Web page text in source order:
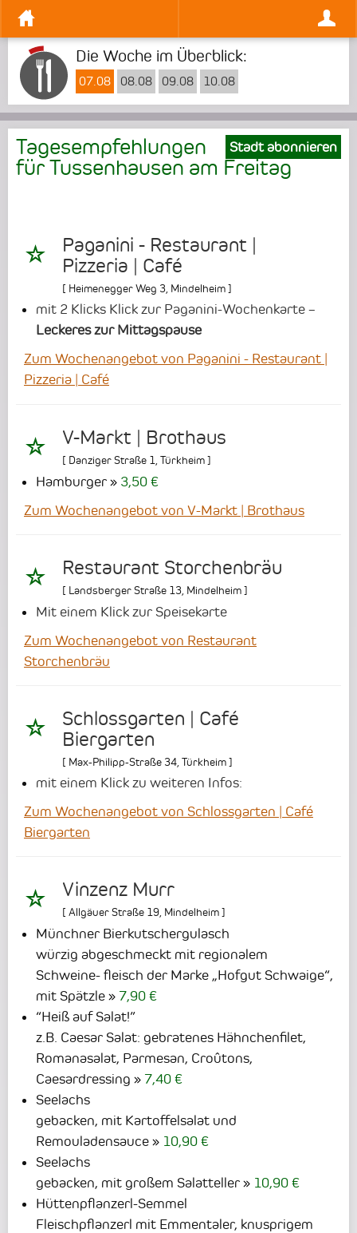
Die Woche im Überblick:
07.08 08.08 09.08 10.08
Stadt abonnieren
Tagesempfehlungen
für Tussenhausen am Freitag
Paganini - Restaurant |
Pizzeria | Café
[ Heimenegger Weg 3, Mindelheim]
mit 2 Klicks Klick zur Paganini-Wochenkarte –
Leckeres zur Mittagspause
Zum Wochenangebot von Paganini - Restaurant |
Pizzeria | Café
V-Markt | Brothaus
[ Danziger Straße 1 Türkheim]
Hamburger
3,50 €
Zum Wochenangebot von V-Markt | Brothaus
Restaurant Storchenbräu
[ Landsberger Straße 13 Mindelheim]
Mit einem Klick zur Speisekarte
Zum Wochenangebot von Restaurant
Storchenbräu
Schlossgarten | Café
Biergarten
[ Max-Philipp-Straße 34 Türkheim]
mit einem Klick zu weiteren Infos:
Zum Wochenangebot von Schlossgarten | Café
Biergarten
Vinzenz Murr
[ Allgäuer Straße 19 Mindelheim]
Münchner Bierkutschergulasch
würzig abgeschmeckt mit regionalem
Schweine- fleisch der Marke „Hofgut Schwaige“,
mit Spätzle
7,90 €
“Heiß auf Salat!”
z.B. Caesar Salat: gebratenes Hähnchenfilet,
Romanasalat, Parmesan, Croûtons,
Caesardressing
7,40 €
Seelachs
gebacken, mit Kartoffelsalat und
Remouladensauce
10,90 €
Seelachs
gebacken, mit großem Salatteller
10,90 €
Hüttenpflanzerl-Semmel
Fleischpflanzerl mit Emmentaler, knusprigem